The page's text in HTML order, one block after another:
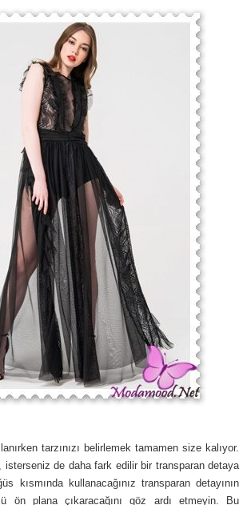
tarzınızı belirlemek tamamen size kalıyor.
isterseniz de daha fark edilir bir transparan detaya
kısmında kullanacağınız transparan detayının
ön plana çıkaracağını göz ardı etmeyin. Bu